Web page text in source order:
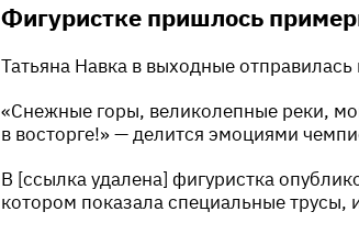
Фигуристке пришлось
Татьяна Навка в выходные отправилась
«Снежные горы, великолепные реки,
в восторге!» — делится эмоциями
В [ссылка удалена] фигуристка
котором показала специальные трусы,